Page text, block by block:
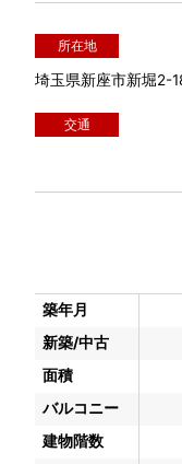
所在地
埼玉県新座市新堀
交通
築年月
新築/中古
面積
バルコニー
建物階数